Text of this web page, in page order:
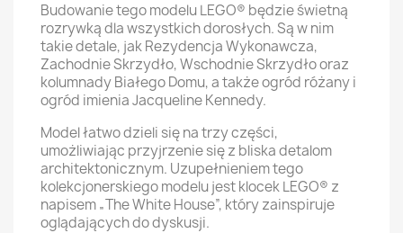
Budowanie tego modelu LEGO® będzie świetną
rozrywką dla wszystkich dorosłych. Są w nim
takie detale, jak Rezydencja Wykonawcza,
Zachodnie Skrzydło, Wschodnie Skrzydło oraz
kolumnady Białego Domu, a także ogród różany i
ogród imienia Jacqueline Kennedy.
Model łatwo dzieli się na trzy części,
umożliwiając przyjrzenie się z bliska detalom
architektonicznym. Uzupełnieniem tego
kolekcjonerskiego modelu jest klocek LEGO® z
napisem „The White House”, który zainspiruje
oglądających do dyskusji.